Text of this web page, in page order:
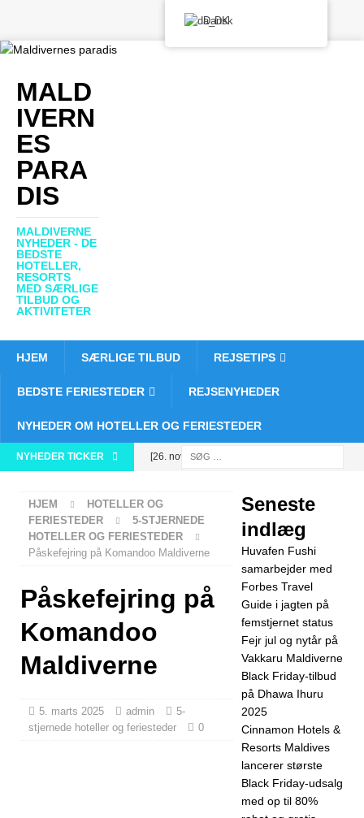
MALD
IVERN
ES
PARA
DIS
MALDIVERNE
NYHEDER - DE
BEDSTE
HOTELLER,
RESORTS
MED SÆRLIGE
TILBUD OG
AKTIVITETER
HJEM SÆRLIGE TILBUD REJSETIPS
BEDSTE FERIESTEDER REJSENYHEDER
NYHEDER OM HOTELLER OG FERIESTEDER
NYHEDER TICKER [26. november
samarbejder
Travel Guide i
status
STJERNEDE
HOTELLER OG
HJEM
HOTELLER OG
FERIESTEDER
5-STJERNEDE
HOTELLER OG FERIESTEDER
Påskefejring på Komandoo Maldiverne
Påskefejring på
Komandoo
Maldiverne
5. marts 2025 admin
5-
stjernede hoteller og feriesteder
0
Seneste
indlæg
Huvafen Fushi
samarbejder med
Forbes Travel
Guide i jagten på
femstjernet status
Fejr jul og nytår på
Vakkaru Maldiverne
Black Friday-tilbud
på Dhawa Ihuru
2025
Cinnamon Hotels &
Resorts Maldives
lancerer største
Black Friday-udsalg
med op til 80%
Dansk